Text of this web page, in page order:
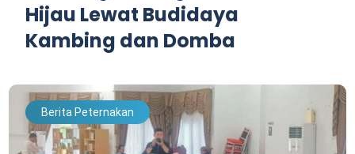
Hijau Lewat Budidaya
Kambing dan Domba
Berita Peternakan